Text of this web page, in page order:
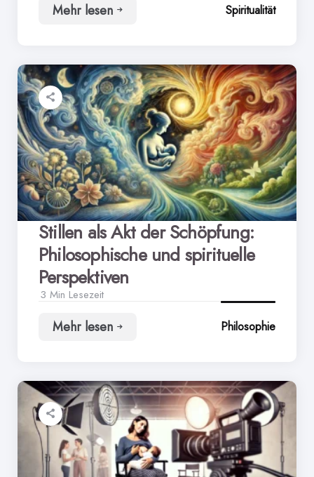
Mehr lesen
Die
Stillens:
Mehr
als
nur
Nahrung
Spiritualität
Stillen als Akt der Schöpfung:
Philosophische und spirituelle
Perspektiven
3 Min Lesezeit
Mehr lesen
Stillen
Schöpfung:
Philosophische
und
spirituelle
Perspektiven
Philosophie